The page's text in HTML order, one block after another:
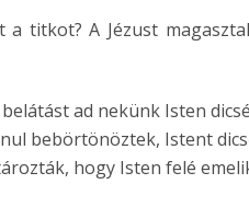
a titkot? A Jézust
ad nekünk Isten
bebörtönöztek, Istent
hogy Isten felé